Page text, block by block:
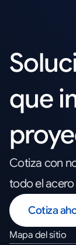
que
Cotiza con
todo el acero
Cotiza
Mapa del sitio